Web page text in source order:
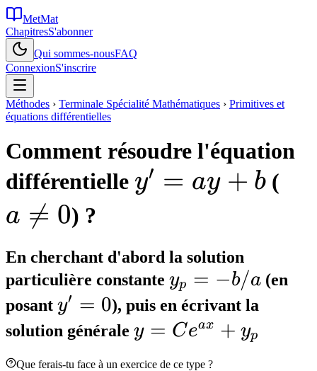
MetMat
ChapitresS'abonner
Qui sommes-nousFAQ
ConnexionS'inscrire
Méthodes › Terminale Spécialité Mathématiques › Primitives et
équations différentielles
Comment résoudre l'équation
différentielle y'
ay
+
b
y′ = ay + b (
a 
= 0) ?
En cherchant d'abord la solution
particulière constante y_p
= -
b/a
yp = −b/a (en
posant y'
=
y′ = 0), puis en écrivant la
solution générale y =
Ce^{ax}
y = Ceax + yp
Que ferais-tu face à un exercice de ce type ?